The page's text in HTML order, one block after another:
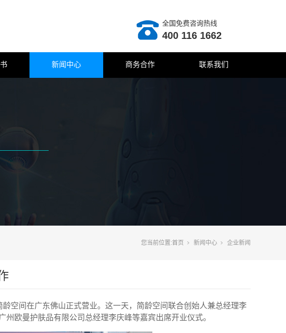
全国免费咨询热线
400 116 1662
新闻中心 商务合作 联系我们
您当前位置:首页 新闻中心 企业新闻
龄空间在广东佛山正式营业。这一天，简龄空间联合创始人兼总经理李
州欧曼护肤品有限公司总经理李庆峰等嘉宾出席开业仪式。